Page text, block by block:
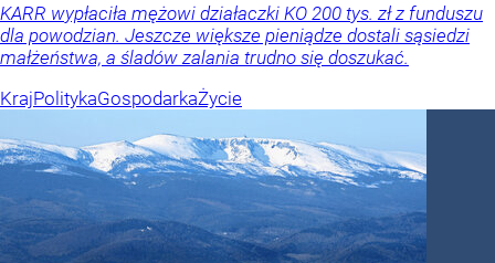
KARR wypłaciła mężowi działaczki KO 200 tys. zł z funduszu
dla powodzian. Jeszcze większe pieniądze dostali sąsiedzi
małżeństwa, a śladów zalania trudno się doszukać.
KrajPolitykaGospodarkaŻycie